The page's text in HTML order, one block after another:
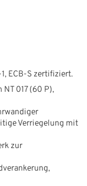
ECB-S zertifiziert.
017 (60 P),
Verriegelung mit
zur